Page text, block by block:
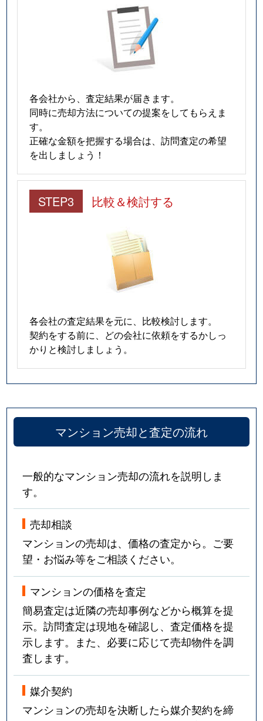
5,900万円
500万円
3,500万円
国分町
小松島
500万円
東照宮
小松島
1,800万円
東照宮
米ケ袋
2,100万円
五橋
米ケ袋
1,200万円
五橋
1,800万円
1,100万円
1,800万円
子平町
900万円
東北福祉大前
昭和町
2,100万円
北仙台
昭和町
1,500万円
北仙台
昭和町
880万円
北仙台
昭和町
630万円
北仙台
昭和町
1,800万円
北仙台
昭和町
3,200万円
北山(宮城)
台原
3,400万円
台原
1,300万円
台原
台原
台原
台原森林公園
2,000万円 台原
各会社から、査定結果が届きます。
同時に売却方法についての提案をしてもらえま
す。
正確な金額を把握する場合は、訪問査定の希望
を出しましょう！
STEP3 比較＆検討する
各会社の査定結果を元に、比較検討します。
契約をする前に、どの会社に依頼をするかしっ
かりと検討しましょう。
マンション売却と査定の流れ
一般的なマンション売却の流れを説明しま
す。
売却相談
マンションの売却は、価格の査定から。ご要
望・お悩み等をご相談ください。
マンションの価格を査定
簡易査定は近隣の売却事例などから概算を提
示。訪問査定は現地を確認し、査定価格を提
示します。また、必要に応じて売却物件を調
査します。
媒介契約
マンションの売却を決断したら媒介契約を締